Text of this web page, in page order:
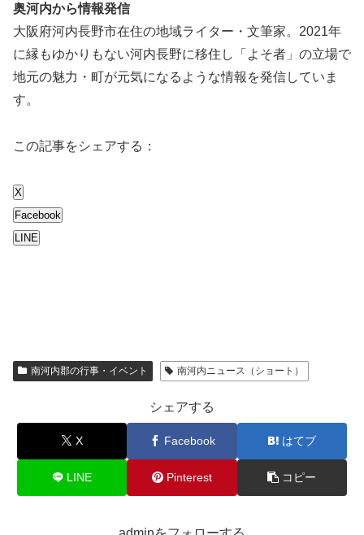
奥河内から情報発信
大阪府河内長野市在住の地域ライター・文筆家。2021年
に縁もゆかりもない河内長野に移住し「よそ者」の立場で
地元の魅力・町が元気になるような情報を発信していま
す。
この記事をシェアする：
X
Facebook
LINE
南河内郡の行事・イベント 南河内ニュース（ショート）
シェアする
X Facebook はてブ
LINE Pinterest コピー